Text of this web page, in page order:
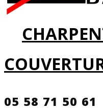
05 58 71 50 61